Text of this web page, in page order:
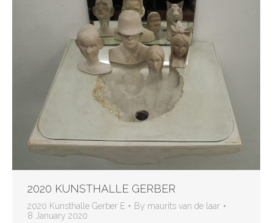
2020 KUNSTHALLE GERBER
2020 Kunsthalle Gerber E By maurits van de laar
8 January 2020